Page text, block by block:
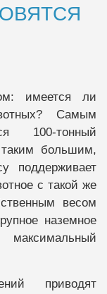
имеется ли
Самым
100-тонный
большим,
поддерживает
с такой же
весом
наземное
приводят